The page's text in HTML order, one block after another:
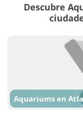
Descubre
Aquariums en